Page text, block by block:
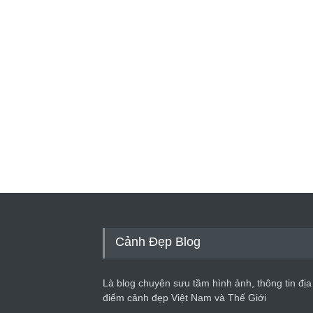
Cảnh Đẹp Blog
Là blog chuyên sưu tầm hình ảnh, thông tin địa
điểm cảnh đẹp Việt Nam và Thế Giới